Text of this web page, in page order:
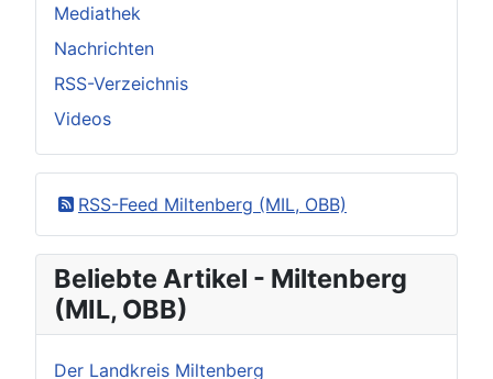
Mediathek
Nachrichten
RSS-Verzeichnis
Videos
RSS-Feed Miltenberg (MIL, OBB)
Beliebte Artikel - Miltenberg
(MIL, OBB)
Der Landkreis Miltenberg